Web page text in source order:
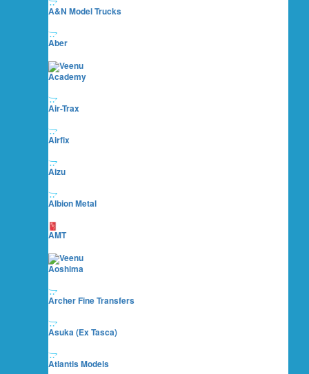
A&N Model Trucks
Aber
Academy
Air-Trax
Airfix
Aizu
Albion Metal
AMT
Aoshima
Archer Fine Transfers
Asuka (ex Tasca)
Atlantis Models